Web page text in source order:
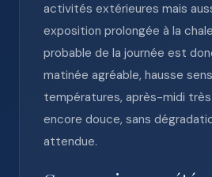
activités extérieures mais
exposition prolongée à la
probable de la journée est
matinée agréable, hausse
températures, après-midi
encore douce, sans
attendue.